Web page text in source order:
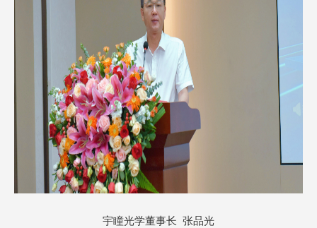
宇瞳光学董事长 张品光